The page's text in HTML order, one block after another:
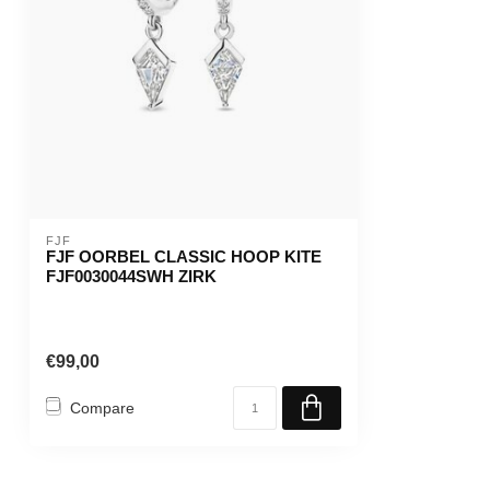
FJF
FJF OORBEL CLASSIC HOOP KITE
FJF0030044SWH ZIRK
€99,00
Compare